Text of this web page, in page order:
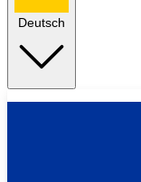
Deutsch